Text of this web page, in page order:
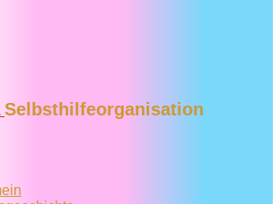
Selbsthilfeorganisation